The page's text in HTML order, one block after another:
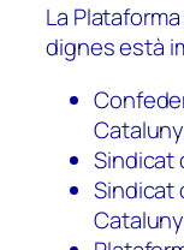
La
dignes està
Sindicat
Sindicat